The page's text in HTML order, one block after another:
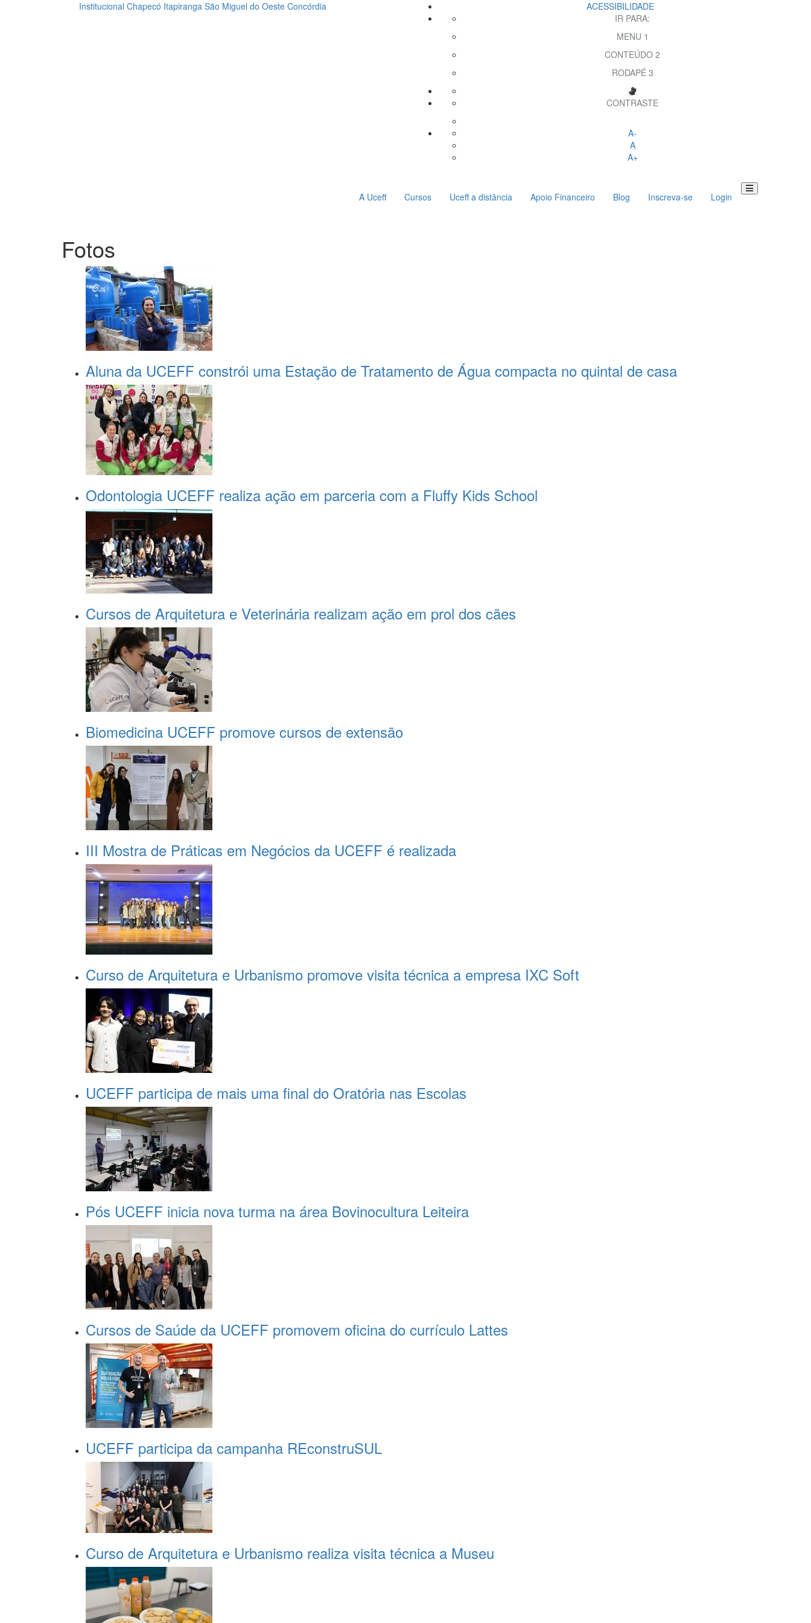
Institucional Chapecó Itapiranga São Miguel do Oeste Concórdia
ACESSIBILIDADE
IR PARA:
MENU 1
CONTEÚDO 2
RODAPÉ 3
CONTRASTE
A-
A
A+
A Uceff
Cursos Uceff a distância Apoio Financeiro Blog Inscreva-se Login
Toggle
Fotos
Aluna da UCEFF constrói uma Estação de Tratamento de Água compacta no quintal de casa
Odontologia UCEFF realiza ação em parceria com a Fluffy Kids School
Cursos de Arquitetura e Veterinária realizam ação em prol dos cães
Biomedicina UCEFF promove cursos de extensão
III Mostra de Práticas em Negócios da UCEFF é realizada
Curso de Arquitetura e Urbanismo promove visita técnica a empresa IXC Soft
UCEFF participa de mais uma final do Oratória nas Escolas
Pós UCEFF inicia nova turma na área Bovinocultura Leiteira
Cursos de Saúde da UCEFF promovem oficina do currículo Lattes
UCEFF participa da campanha REconstruSUL
Curso de Arquitetura e Urbanismo realiza visita técnica a Museu